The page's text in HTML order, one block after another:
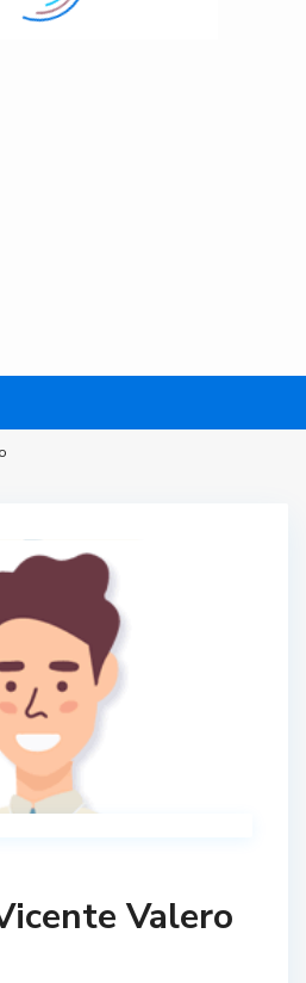
Valero